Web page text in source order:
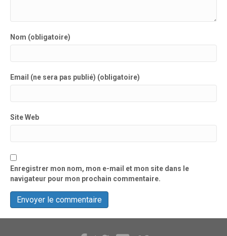
Nom (obligatoire)
Email (ne sera pas publié) (obligatoire)
Site Web
Enregistrer mon nom, mon e-mail et mon site dans le
navigateur pour mon prochain commentaire.